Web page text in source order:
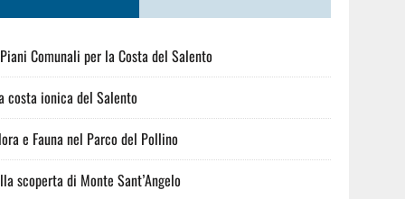
Comunali per la Costa del Salento
costa ionica del Salento
e Fauna nel Parco del Pollino
scoperta di Monte Sant’Angelo